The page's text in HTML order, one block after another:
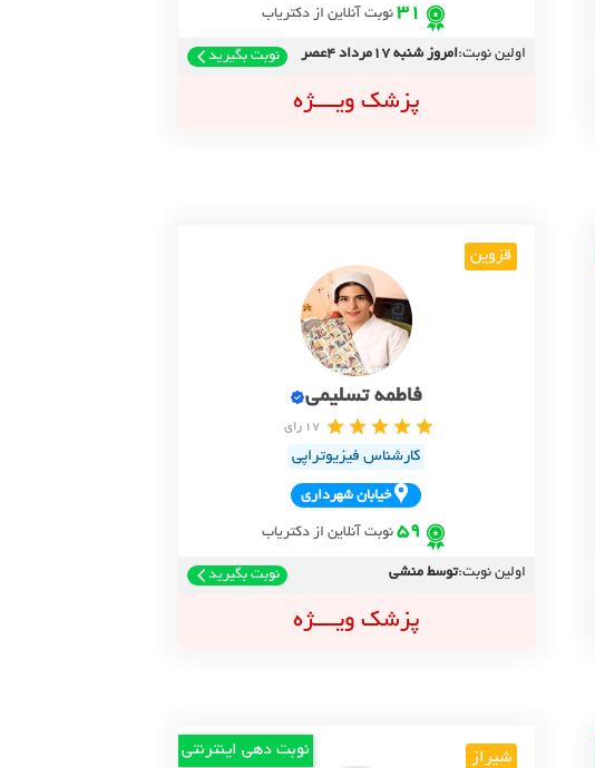
31 نوبت آنلاین از دکتریاب
اولین نوبت:امروز شنبه 17مرداد 4عصر نوبت بگیرید
پزشک ویــــژه
قزوین
فاطمه تسلیمی
17 رای
کارشناس فیزیوتراپی
خيابان شهرداري
59 نوبت آنلاین از دکتریاب
اولین نوبت:توسط منشی نوبت بگیرید
پزشک ویــــژه
شیراز نوبت دهی اینترنتی